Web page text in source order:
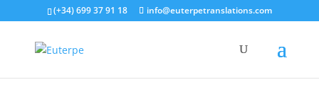
(+34) 699 37 91 18 info@euterpetranslations.com